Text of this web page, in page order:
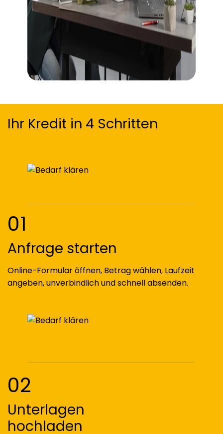
Ihr Kredit in 4 Schritten
01
Anfrage starten
Online-Formular öffnen, Betrag wählen, Laufzeit
angeben, unverbindlich und schnell absenden.
02
Unterlagen
hochladen